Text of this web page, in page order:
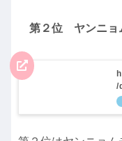
第２位 ヤンニョ
/